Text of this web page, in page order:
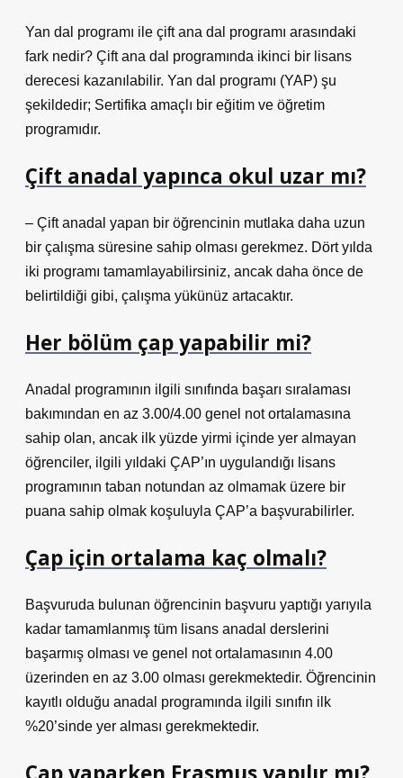
Yan dal programı ile çift ana dal programı arasındaki
fark nedir? Çift ana dal programında ikinci bir lisans
derecesi kazanılabilir. Yan dal programı (YAP) şu
şekildedir; Sertifika amaçlı bir eğitim ve öğretim
programıdır.
Çift anadal yapınca okul uzar mı?
– Çift anadal yapan bir öğrencinin mutlaka daha uzun
bir çalışma süresine sahip olması gerekmez. Dört yılda
iki programı tamamlayabilirsiniz, ancak daha önce de
belirtildiği gibi, çalışma yükünüz artacaktır.
Her bölüm çap yapabilir mi?
Anadal programının ilgili sınıfında başarı sıralaması
bakımından en az 3.00/4.00 genel not ortalamasına
sahip olan, ancak ilk yüzde yirmi içinde yer almayan
öğrenciler, ilgili yıldaki ÇAP’ın uygulandığı lisans
programının taban notundan az olmamak üzere bir
puana sahip olmak koşuluyla ÇAP’a başvurabilirler.
Çap için ortalama kaç olmalı?
Başvuruda bulunan öğrencinin başvuru yaptığı yarıyıla
kadar tamamlanmış tüm lisans anadal derslerini
başarmış olması ve genel not ortalamasının 4.00
üzerinden en az 3.00 olması gerekmektedir. Öğrencinin
kayıtlı olduğu anadal programında ilgili sınıfın ilk
%20’sinde yer alması gerekmektedir.